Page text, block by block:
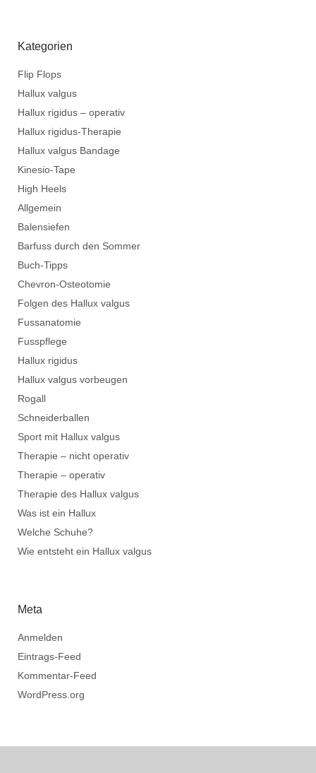
Kategorien
Flip Flops
Hallux valgus
Hallux rigidus – operativ
Hallux rigidus-Therapie
Hallux valgus Bandage
Kinesio-Tape
High Heels
Allgemein
Balensiefen
Barfuss durch den Sommer
Buch-Tipps
Chevron-Osteotomie
Folgen des Hallux valgus
Fussanatomie
Fusspflege
Hallux rigidus
Hallux valgus vorbeugen
Rogall
Schneiderballen
Sport mit Hallux valgus
Therapie – nicht operativ
Therapie – operativ
Therapie des Hallux valgus
Was ist ein Hallux
Welche Schuhe?
Wie entsteht ein Hallux valgus
Meta
Anmelden
Eintrags-Feed
Kommentar-Feed
WordPress.org